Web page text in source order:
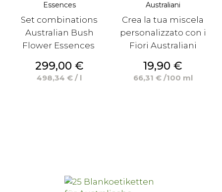
Essences
Set combinations
Australian Bush
Flower Essences
Prezzo
299,00 €
498,34 € / l
Australiani
Crea la tua miscela
personalizzato con i
Fiori Australiani
Prezzo
19,90 €
66,31 € /100 ml